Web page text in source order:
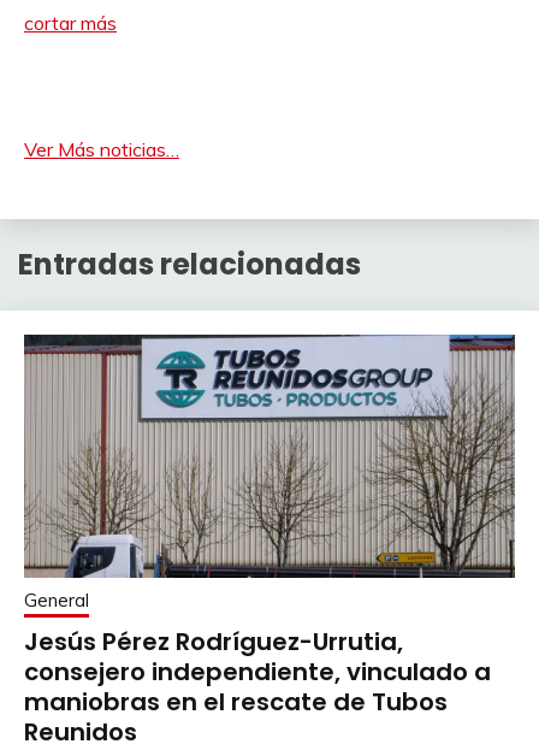
cortar más
Ver Más noticias…
Entradas relacionadas
General
Jesús Pérez Rodríguez-Urrutia,
consejero independiente, vinculado a
maniobras en el rescate de Tubos
Reunidos